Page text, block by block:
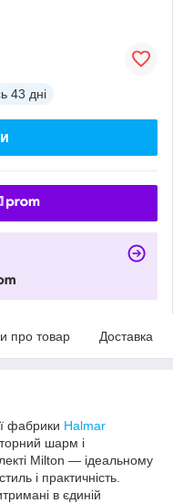
43 дні
про товар Доставка
фабрики Halmar
шарм і
Milton — ідеальному
і практичність.
в єдиній